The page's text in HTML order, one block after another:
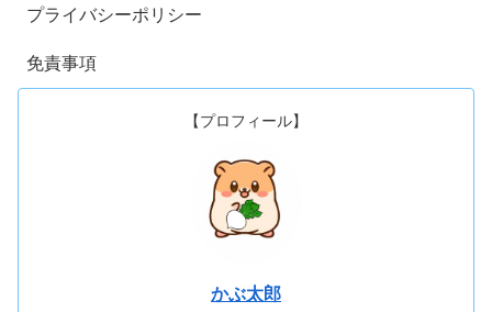
プライバシーポリシー
免責事項
【プロフィール】
かぶ太郎